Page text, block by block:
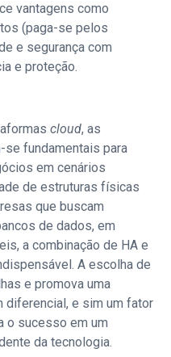
vantagens como
(paga-se pelos
e segurança com
e proteção.
cloud, as
se fundamentais para
em cenários
de estruturas físicas
que buscam
de dados, em
a combinação de HA e
A escolha de
e promova uma
diferencial, e sim um fator
o sucesso em um
da tecnologia.